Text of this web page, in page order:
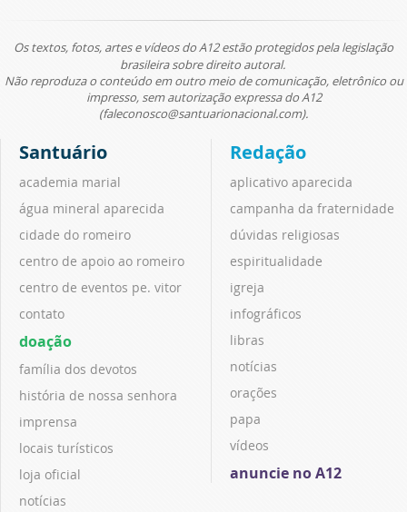
Os textos, fotos, artes e vídeos do A12 estão protegidos pela legislação
brasileira sobre direito autoral.
Não reproduza o conteúdo em outro meio de comunicação, eletrônico ou
impresso, sem autorização expressa do A12
(faleconosco@santuarionacional.com).
Santuário
academia marial
água mineral aparecida
cidade do romeiro
centro de apoio ao romeiro
centro de eventos pe. vitor
contato
doação
família dos devotos
história de nossa senhora
imprensa
locais turísticos
loja oficial
notícias
Redação
aplicativo aparecida
campanha da fraternidade
dúvidas religiosas
espiritualidade
igreja
infográficos
libras
notícias
orações
papa
vídeos
anuncie no A12